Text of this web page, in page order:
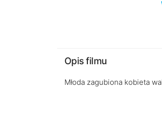
Opis filmu
Młoda zagubiona kobieta